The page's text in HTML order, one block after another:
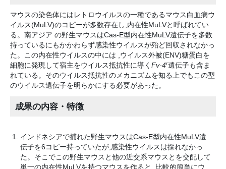
マウスの染色体にはレトロウイルスの一種であるマウス白血病ウ
イルス(MuLV)のコピーが多数存在し,内在性MuLVと呼ばれてい
る。南アジア の野生マウスはCas-E型内在性MuLV遺伝子を多数
持っているにもかかわらず感染性ウイルスが殆ど回収されなかっ
た。この内在性ウイルスの中には ,ウイルス外被(ENV)糖蛋白を
細胞に発現して宿主をウイルス抵抗性に導く Fv-4r遺伝子も含ま
れている。そのウイルス抵抗性のメカニズムを知る上でもこの型
のウイルス遺伝子を明らかにする必要があった。
成果の内容・特徴
インドネシアで捕れた野生マウスはCas-E型内在性MuLV遺
伝子を6コピー持っていたが,感染性ウイルスは採れなかっ
た。そこでこの野生マウスと他の近交系マウスとを交配して
単一の内在性MuLVを持つマウスを作ると ,比較的簡単にウ